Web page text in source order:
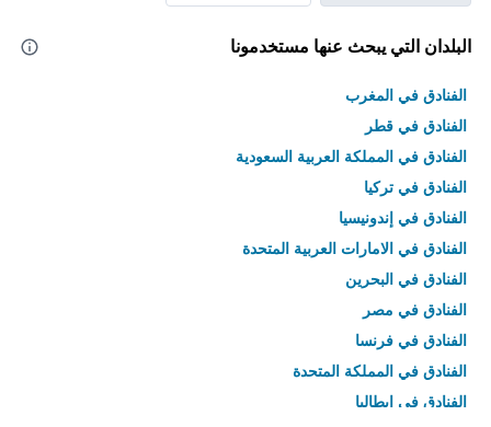
البلدان التي يبحث عنها مستخدمونا
الفنادق في المغرب
الفنادق في قطر
الفنادق في المملكة العربية السعودية
الفنادق في تركيا
الفنادق في إندونيسيا
الفنادق في الامارات العربية المتحدة
الفنادق في البحرين
الفنادق في مصر
الفنادق في فرنسا
الفنادق في المملكة المتحدة
الفنادق في إيطاليا